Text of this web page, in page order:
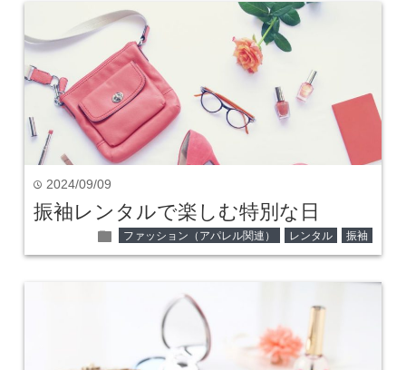
time 2024/09/09
振袖レンタルで楽しむ特別な日
folder ファッション（アパレル関連） レンタル 振袖